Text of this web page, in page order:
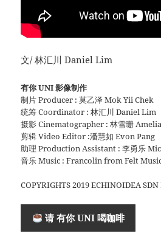
文/ 林汇川 Daniel Lim
有你 UNI 影像制作
制片 Producer : 莫乙泽 Mok Yii Chek
统筹 Coordinator : 林汇川 Daniel Lim
摄影 Cinematographer : 林雪珊
剪辑 Video Editor :潘慧如 Evon Pang
助理 Production Assistant : 李勇乐
音乐 Music : Francolin from Felt
COPYRIGHTS 2019 ECHINOIDEA
请 有你 UNI 喝咖啡